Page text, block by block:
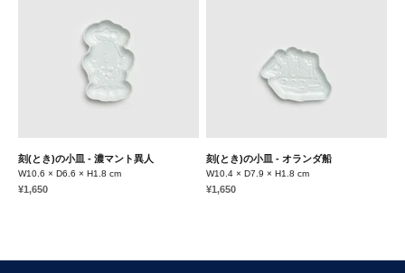
刻(とき)の小皿 - 濃マント異人
W10.6 × D6.6 × H1.8 cm
セール価格
¥1,650
刻(とき)の小皿 - オランダ船
W10.4 × D7.9 × H1.8 cm
セール価格
¥1,650